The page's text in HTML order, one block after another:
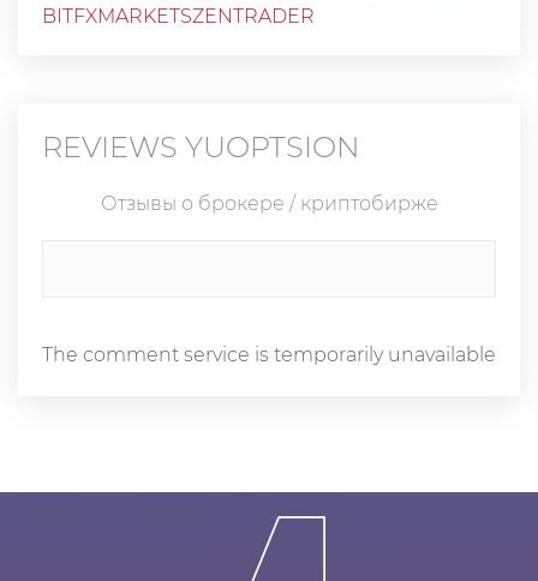
BITFXMARKETSZENTRADER
REVIEWS YUOPTSION
Отзывы о брокере / криптобирже
The comment service is temporarily unavailable